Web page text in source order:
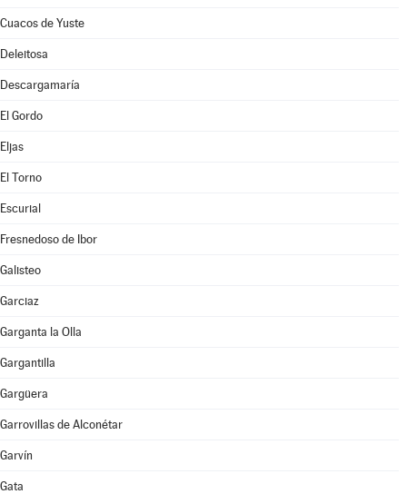
Cuacos de Yuste
Deleitosa
Descargamaría
El Gordo
Eljas
El Torno
Escurial
Fresnedoso de Ibor
Galisteo
Garciaz
Garganta la Olla
Gargantilla
Gargüera
Garrovillas de Alconétar
Garvín
Gata